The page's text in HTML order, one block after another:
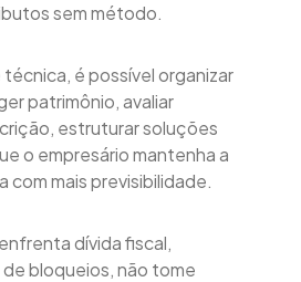
sem método.
é possível organizar
patrimônio, avaliar
estruturar soluções
o empresário mantenha a
com mais previsibilidade.
dívida fiscal,
bloqueios, não tome